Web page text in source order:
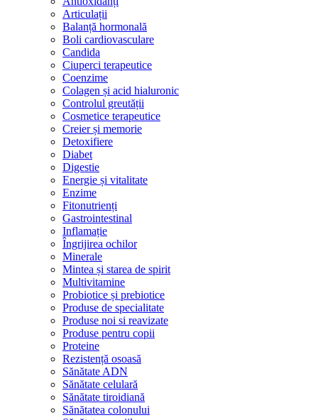
Articulații
Balanță hormonală
Boli cardiovasculare
Candida
Ciuperci terapeutice
Coenzime
Colagen și acid hialuronic
Controlul greutății
Cosmetice terapeutice
Creier și memorie
Detoxifiere
Diabet
Digestie
Energie și vitalitate
Enzime
Fitonutrienți
Gastrointestinal
Inflamație
Îngrijirea ochilor
Minerale
Mintea și starea de spirit
Multivitamine
Probiotice și prebiotice
Produse de specialitate
Produse noi si reavizate
Produse pentru copii
Proteine
Rezistență osoasă
Sănătate ADN
Sănătate celulară
Sănătate tiroidiană
Sănătatea colonului